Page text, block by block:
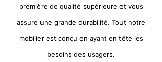
première de qualité supérieure et vous
assure une grande durabilité. Tout notre
mobilier est conçu en ayant en tête les
besoins des usagers.